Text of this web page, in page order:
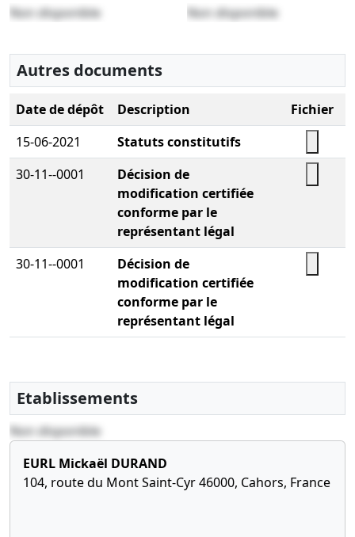
Non disponible Non disponible
Autres documents
Date de dépôt Description
Fichier
15-06-2021
Statuts constitutifs
30-11--0001
Décision de
modification certifiée
conforme par le
représentant légal
30-11--0001
Décision de
modification certifiée
conforme par le
représentant légal
Etablissements
Non disponible
EURL Mickaël DURAND
104, route du Mont Saint-Cyr 46000, Cahors, France